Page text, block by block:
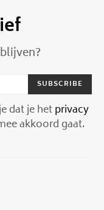
SUBSCRIBE
dat je hetprivacy
akkoord gaat.